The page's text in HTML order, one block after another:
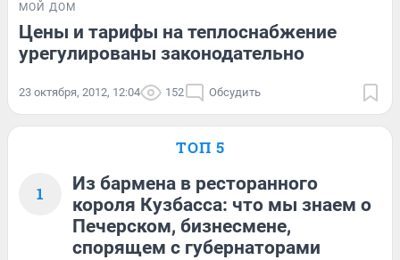
МОЙ ДОМ
Цены и тарифы на теплоснабжение
урегулированы законодательно
23 октября, 2012, 12:04 152 Обсудить
ТОП 5
1
Из бармена в ресторанного
короля Кузбасса: что мы знаем о
Печерском, бизнесмене,
спорящем с губернаторами